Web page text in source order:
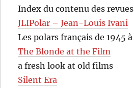
Index du contenu des
JLIPolar – Jean-Louis Ivani
Les polars français de 1945
The Blonde at the Film
a fresh look at old films
Silent Era